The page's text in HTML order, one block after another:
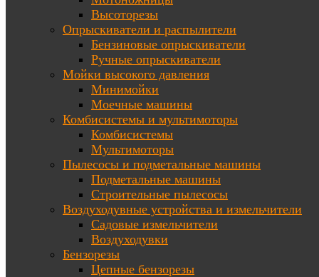
Высоторезы
Опрыскиватели и распылители
Бензиновые опрыскиватели
Ручные опрыскиватели
Мойки высокого давления
Минимойки
Моечные машины
Комбисистемы и мультимоторы
Комбисистемы
Мультимоторы
Пылесосы и подметальные машины
Подметальные машины
Строительные пылесосы
Воздуходувные устройства и измельчители
Садовые измельчители
Воздуходувки
Бензорезы
Цепные бензорезы